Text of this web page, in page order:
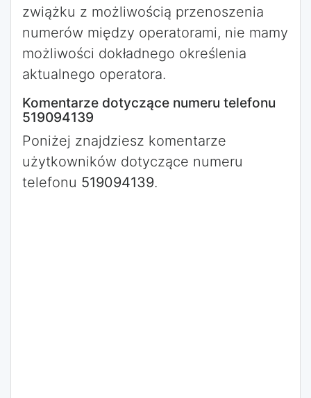
zwiążku z możliwością przenoszenia
numerów między operatorami, nie mamy
możliwości dokładnego określenia
aktualnego operatora.
Komentarze dotyczące numeru telefonu
519094139
Poniżej znajdziesz komentarze
użytkowników dotyczące numeru
telefonu 519094139.